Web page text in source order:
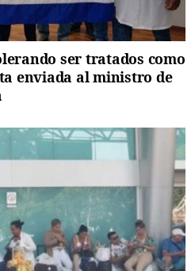
ser tratados como
enviada al ministro de